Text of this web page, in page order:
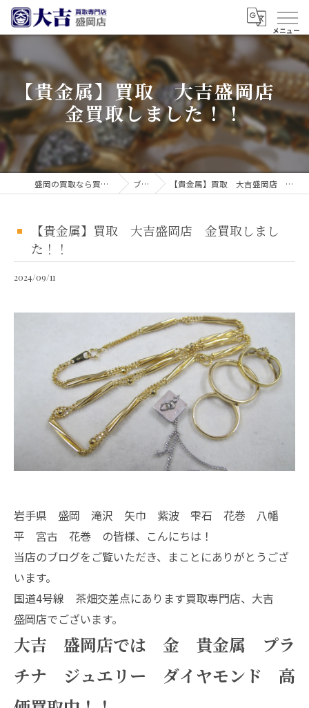
【貴金属】買取 大吉盛岡店
金買取しました！！
盛岡の買取なら買取大吉 盛岡店 ブログ 【貴金属】買取 大吉盛岡店 金買取しました！！
【貴金属】買取 大吉盛岡店 金買取しまし
た！！
2024/09/11
岩手県 盛岡 滝沢 矢巾 紫波 雫石 花巻 八幡
平 宮古 花巻 の皆様、こんにちは！
当店のブログをご覧いただき、まことにありがとうござ
います。
国道4号線 茶畑交差点にあります買取専門店、大吉
盛岡店でございます。
大吉 盛岡店では 金 貴金属 プラ
チナ ジュエリー ダイヤモンド 高